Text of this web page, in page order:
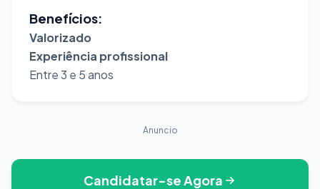
Benefícios:
Valorizado
Experiência profissional
Entre 3 e 5 anos
Anuncio
Candidatar-se Agora